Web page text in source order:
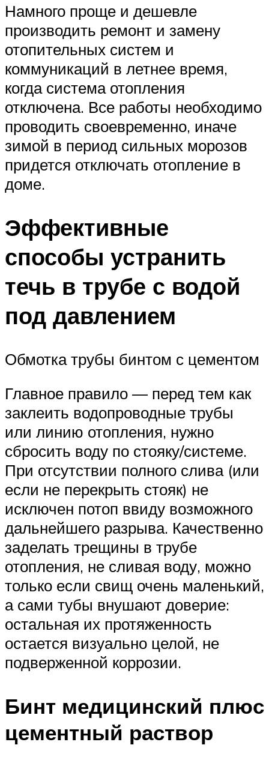
Намного проще и дешевле
производить ремонт и замену
отопительных систем и
коммуникаций в летнее время,
когда система отопления
отключена. Все работы необходимо
проводить своевременно, иначе
зимой в период сильных морозов
придется отключать отопление в
доме.
Эффективные
способы устранить
течь в трубе с водой
под давлением
Обмотка трубы бинтом с цементом
Главное правило — перед тем как
заклеить водопроводные трубы
или линию отопления, нужно
сбросить воду по стояку/системе.
При отсутствии полного слива (или
если не перекрыть стояк) не
исключен потоп ввиду возможного
дальнейшего разрыва. Качественно
заделать трещины в трубе
отопления, не сливая воду, можно
только если свищ очень маленький,
а сами тубы внушают доверие:
остальная их протяженность
остается визуально целой, не
подверженной коррозии.
Бинт медицинский плюс
цементный раствор